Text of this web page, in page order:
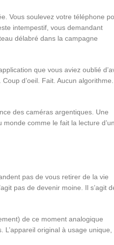
Vous soulevez votre téléphone
intempestif, vous demandant
délabré dans la campagne
que vous aviez oublié
d’oeil. Fait. Aucun algorithme.
des caméras argentiques. Une
comme le fait la lecture d’un
pas de vous retirer de la vie
pas de devenir moine. Il s’agit
de ce moment analogique
L’appareil original à usage unique,